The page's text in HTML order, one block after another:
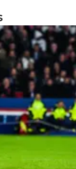
cantona.dommage
rien a ce qu il
aussi.deschamps
de peur de se
et une partie des